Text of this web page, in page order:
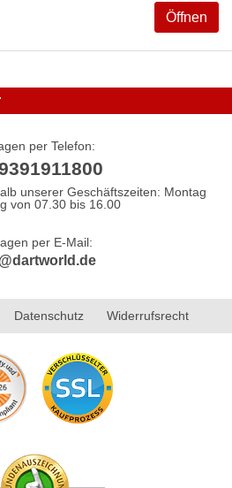
Öffnen
per Telefon:
unserer Geschäftszeiten: Montag
von 07.30 bis 16.00
per E-Mail:
Datenschutz Widerrufsrecht